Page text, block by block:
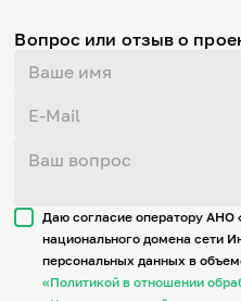
Вопрос или отзыв о
Даю согласие оператору АНО
национального домена сети
персональных данных в
«Политикой в отношении